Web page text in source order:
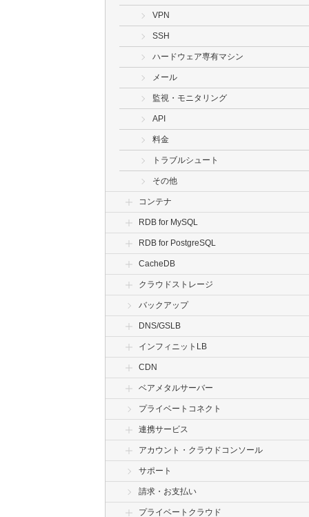
VPN
SSH
ハードウェア専有マシン
メール
監視・モニタリング
API
料金
トラブルシュート
その他
コンテナ
RDB for MySQL
RDB for PostgreSQL
CacheDB
クラウドストレージ
バックアップ
DNS/GSLB
インフィニットLB
CDN
ベアメタルサーバー
プライベートコネクト
連携サービス
アカウント・クラウドコンソール
サポート
請求・お支払い
プライベートクラウド